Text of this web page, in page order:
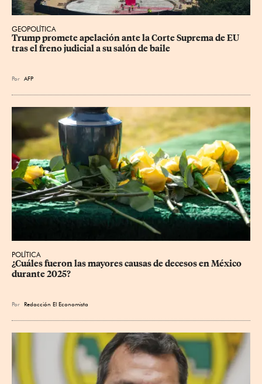
GEOPOLÍTICA
Trump promete apelación ante la Corte Suprema de EU
tras el freno judicial a su salón de baile
Por AFP
POLÍTICA
¿Cuáles fueron las mayores causas de decesos en México
durante 2025?
Por Redacción El Economista